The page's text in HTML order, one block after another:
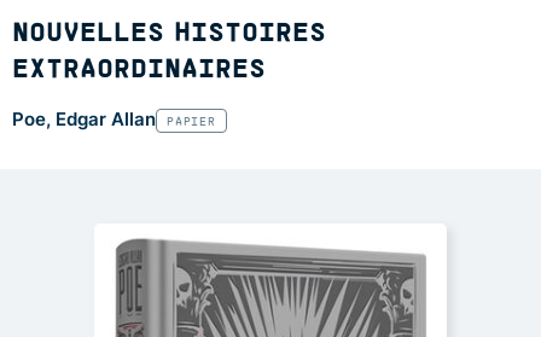
NOUVELLES HISTOIRES
EXTRAORDINAIRES
Poe, Edgar Allan PAPIER